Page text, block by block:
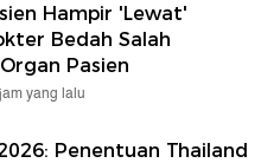
Hampir 'Lewat'
Bedah Salah
Pasien
yang lalu
Penentuan Thailand